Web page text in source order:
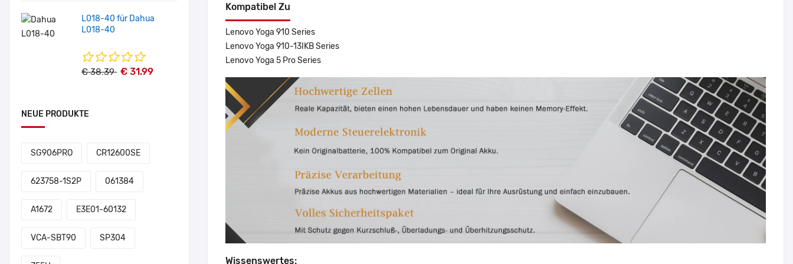
L018-40 für Dahua
L018-40
€ 38.39 € 31.99
NEUE PRODUKTE
SG906PRO CR12600SE
623758-1S2P 061384
A1672 E3E01-60132
VCA-SBT90 SP304
Kompatibel Zu
Lenovo Yoga 910 Series
Lenovo Yoga 910-13IKB Series
Lenovo Yoga 5 Pro Series
Wissenswertes: